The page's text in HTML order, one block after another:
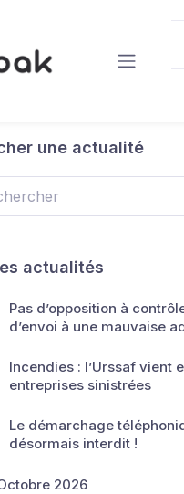
une actualité
actualités
Pas d’opposition à
d’envoi à une mauvaise
Incendies : l’Urssaf vient
entreprises sinistrées
Le démarchage
désormais interdit !
2026